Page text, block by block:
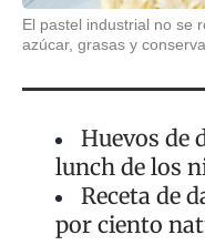
El pastel industrial no se
azúcar, grasas y
Huevos de
lunch de los
Receta de
por ciento